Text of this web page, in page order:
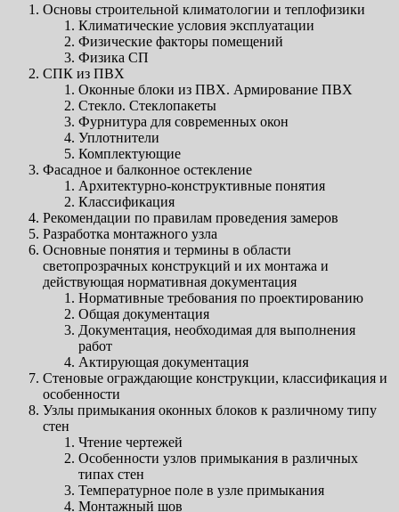
Основы строительной климатологии и теплофизики
Климатические условия эксплуатации
Физические факторы помещений
Физика СП
СПК из ПВХ
Оконные блоки из ПВХ. Армирование ПВХ
Стекло. Стеклопакеты
Фурнитура для современных окон
Уплотнители
Комплектующие
Фасадное и балконное остекление
Архитектурно-конструктивные понятия
Классификация
Рекомендации по правилам проведения замеров
Разработка монтажного узла
Основные понятия и термины в области
светопрозрачных конструкций и их монтажа и
действующая нормативная документация
Нормативные требования по проектированию
Общая документация
Документация, необходимая для выполнения
работ
Актирующая документация
Стеновые ограждающие конструкции, классификация и
особенности
Узлы примыкания оконных блоков к различному типу
стен
Чтение чертежей
Особенности узлов примыкания в различных
типах стен
Температурное поле в узле примыкания
Монтажный шов